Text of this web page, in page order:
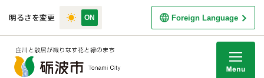
明るさを変更 Foreign Language